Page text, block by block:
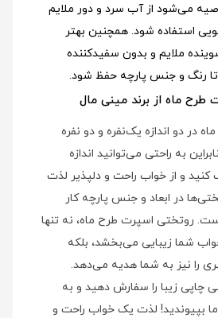
می‌شود از آب سرد و دور ملایم
استفاده شود. همچنین بهتر
ملایم و بدون سفیدکننده
تا رنگ و جنس پارچه حفظ شود.
طرح ماه از برند مینی مال
در دو اندازه یک‌نفره و دو نفره
به راحتی می‌توانید اندازه
کنید و از خواب راحت و دلپذیر لذت
در ابعاد و جنس پارچه کار
روتختی اسپرت طرح ماه، نه تنها
شما زیبایی می‌بخشد، بلکه
را نیز به شما هدیه می‌دهد.
چاپی زیبا را سفارش دهید و به
بپیوندید! لذت یک خواب راحت و